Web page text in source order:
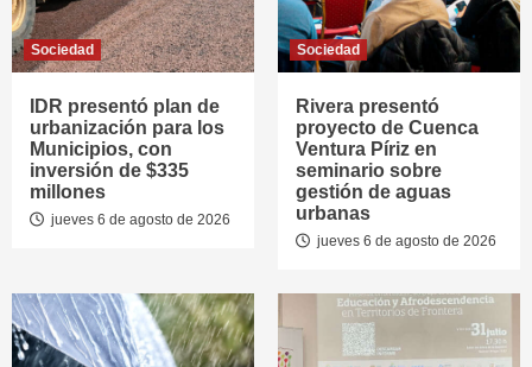
Sociedad
IDR presentó plan de
urbanización para los
Municipios, con
inversión de $335
millones
jueves 6 de agosto de 2026
Sociedad
Rivera presentó
proyecto de Cuenca
Ventura Píriz en
seminario sobre
gestión de aguas
urbanas
jueves 6 de agosto de 2026